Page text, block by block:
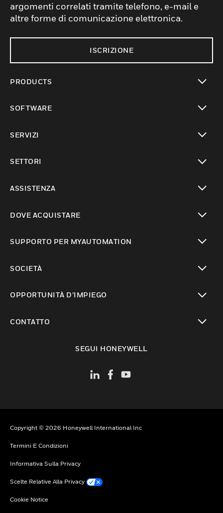
argomenti correlati tramite telefono, e-mail e
altre forme di comunicazione elettronica.
ISCRIZIONE
PRODUCTS
SOFTWARE
SERVIZI
SETTORI
ASSISTENZA
DOVE ACQUISTARE
SUPPORTO PER MYAUTOMATION
SOCIETÀ
OPPORTUNITÀ D’IMPIEGO
CONTATTO
SEGUI HONEYWELL
Copyright © 2026 Honeywell International Inc
Termini E Condizioni
Informativa Sulla Privacy
Scelte Relative Alla Privacy
Cookie Notice